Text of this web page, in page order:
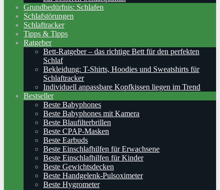
Grundbedürfnis: Schlafen
Schlafstörungen
Schlaftracker
Tipps & Tipps
Ratgeber
Bett-Ratgeber – das richtige Bett für den perfekten
Schlaf
Bekleidung: T-Shirts, Hoodies und Sweatshirts für
Schlaftracker
Individuell anpassbare Kopfkissen liegen im Trend
Bestseller
Beste Babyphones
Beste Babyphones mit Kamera
Beste Blaufilterbrillen
Beste CPAP-Masken
Beste Earbuds
Beste Einschlafhilfen für Erwachsene
Beste Einschlafhilfen für Kinder
Beste Gewichtsdecken
Beste Handgelenk-Pulsoximeter
Beste Hygrometer